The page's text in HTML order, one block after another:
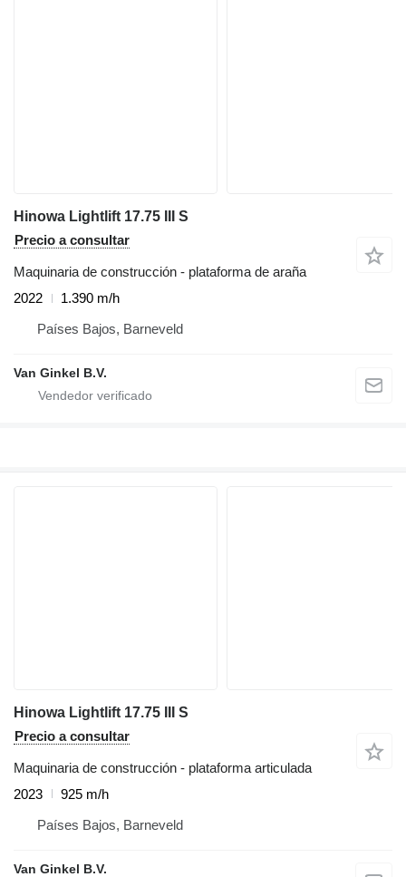
Hinowa Lightlift 17.75 III S
Precio a consultar
Maquinaria de construcción - plataforma de araña
2022
1.390 m/h
Países Bajos, Barneveld
Van Ginkel B.V.
Hinowa Lightlift 17.75 III S
Precio a consultar
Maquinaria de construcción - plataforma articulada
2023
925 m/h
Países Bajos, Barneveld
Van Ginkel B.V.